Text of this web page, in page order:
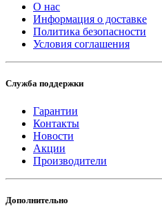
О нас
Информация о доставке
Политика безопасности
Условия соглашения
Служба поддержки
Гарантии
Контакты
Новости
Акции
Производители
Дополнительно